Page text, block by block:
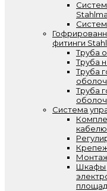
фитинги
Труба
Труба
Труба
Труба
Система
кабелю
Шкафы